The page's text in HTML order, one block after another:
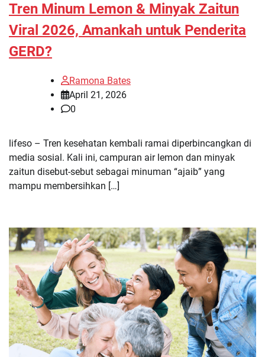
Tren Minum Lemon & Minyak Zaitun
Viral 2026, Amankah untuk Penderita
GERD?
Ramona Bates
April 21, 2026
0
lifeso – Tren kesehatan kembali ramai diperbincangkan di
media sosial. Kali ini, campuran air lemon dan minyak
zaitun disebut-sebut sebagai minuman “ajaib” yang
mampu membersihkan […]